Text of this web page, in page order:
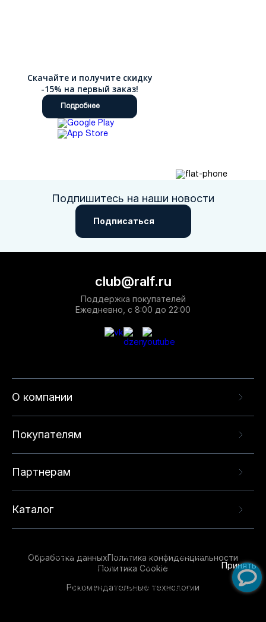
Скачайте и получите скидку
-15% на первый заказ!
Подробнее
Подпишитесь на наши новости
Подписаться
О компании
Покупателям
Партнерам
Каталог
club@ralf.ru
Поддержка покупателей
Ежедневно, с 8:00 до 22:00
Обработка данныхПолитика конфиденциальности
Политика Cookie
Рекомендательные технологии
опыта на нашем сайте. Продолжая использовать
данный сайт, вы соглашаетесь с использованием
технологий. Для получения дополнительной
Принять